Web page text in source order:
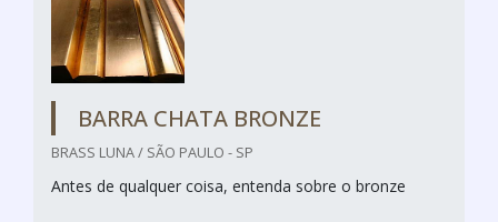
BARRA CHATA BRONZE
BRASS LUNA / SÃO PAULO - SP
Antes de qualquer coisa, entenda sobre o bronze